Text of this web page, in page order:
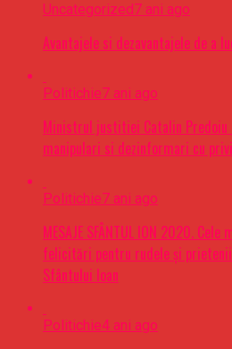
Uncategorized7 ani ago
Avantajele si dezavantajele de a
Politichie7 ani ago
Ministrul justitiei Catalin
manipulari si dezinformari cu
Politichie7 ani ago
MESAJE SFÂNTUL ION 2020.
felicitări pentru rudele şi
Sfântului Ioan
Politichie4 ani ago